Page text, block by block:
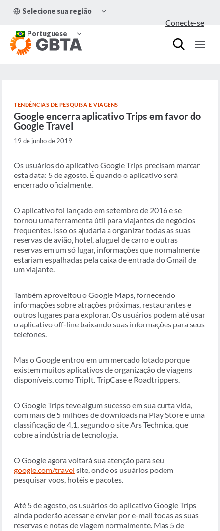
para
Conteúdo
Selecione sua região
MENU
Portuguese
MENU
FILHO
Conecte-se
TENDÊNCIAS DE PESQUISA E VIAGENS
Google encerra aplicativo Trips em favor do
Google Travel
19 de junho de 2019
Os usuários do aplicativo Google Trips precisam marcar
esta data: 5 de agosto. É quando o aplicativo será
encerrado oficialmente.
O aplicativo foi lançado em setembro de 2016 e se
tornou uma ferramenta útil para viajantes de negócios
frequentes. Isso os ajudaria a organizar todas as suas
reservas de avião, hotel, aluguel de carro e outras
reservas em um só lugar, informações que normalmente
estariam espalhadas pela caixa de entrada do Gmail de
um viajante.
Também aproveitou o Google Maps, fornecendo
informações sobre atrações próximas, restaurantes e
outros lugares para explorar. Os usuários podem até usar
o aplicativo off-line baixando suas informações para seus
telefones.
Mas o Google entrou em um mercado lotado porque
existem muitos aplicativos de organização de viagens
disponíveis, como TripIt, TripCase e Roadtrippers.
O Google Trips teve algum sucesso em sua curta vida,
com mais de 5 milhões de downloads na Play Store e uma
classificação de 4,1, segundo o site Ars Technica, que
cobre a indústria de tecnologia.
O Google agora voltará sua atenção para seu
google.com/travel site, onde os usuários podem
pesquisar voos, hotéis e pacotes.
Até 5 de agosto, os usuários do aplicativo Google Trips
ainda poderão acessar e enviar por e-mail todas as suas
reservas e notas de viagem normalmente. Mas 5 de